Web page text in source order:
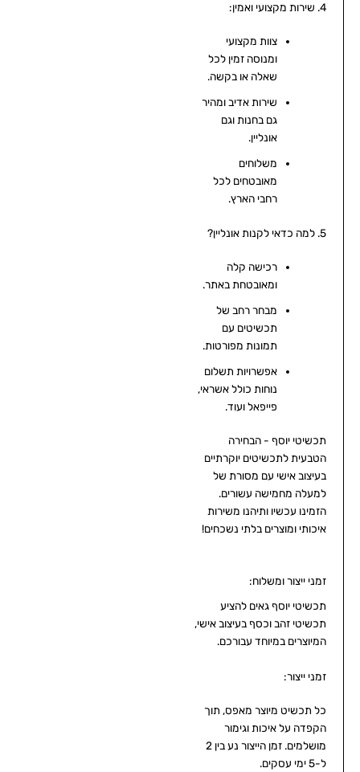
4. שירות מקצועי ואמין:
צוות מקצועי
ומנוסה זמין לכל
שאלה או בקשה.
שירות אדיב ומהיר
גם בחנות וגם
אונליין.
משלוחים
מאובטחים לכל
רחבי הארץ.
5. למה כדאי לקנות אונליין?
רכישה קלה
ומאובטחת באתר.
מבחר רחב של
תכשיטים עם
תמונות מפורטות.
אפשרויות תשלום
נוחות כולל אשראי,
פייפאל ועוד.
תכשיטי יוסף - הבחירה
הטבעית לתכשיטים יוקרתיים
בעיצוב אישי עם מסורת של
למעלה מחמישה עשורים.
הזמינו עכשיו ותיהנו משירות
איכותי ומוצרים בלתי נשכחים!
זמני ייצור ומשלוח:
תכשיטי יוסף גאים להציע
תכשיטי זהב וכסף בעיצוב אישי,
המיוצרים במיוחד עבורכם.
זמני ייצור:
כל תכשיט מיוצר מאפס, תוך
הקפדה על איכות וגימור
מושלמים. זמן הייצור נע בין 2
ל-5 ימי עסקים.